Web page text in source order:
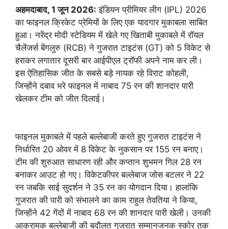
अहमदाबाद, 1 जून 2026: इंडियन प्रीमियर लीग (IPL) 2026
का फाइनल क्रिकेट प्रेमियों के लिए एक यादगार मुकाबला साबित
हुआ। नरेंद्र मोदी स्टेडियम में खेले गए खिताबी मुकाबले में रॉयल
चैलेंजर्स बेंगलुरु (RCB) ने गुजरात टाइटंस (GT) को 5 विकेट से
हराकर लगातार दूसरी बार आईपीएल ट्रॉफी अपने नाम कर ली।
इस ऐतिहासिक जीत के सबसे बड़े नायक रहे विराट कोहली,
जिन्होंने दबाव भरे फाइनल में नाबाद 75 रन की शानदार पारी
खेलकर टीम को जीत दिलाई।
फाइनल मुकाबले में पहले बल्लेबाजी करते हुए गुजरात टाइटंस ने
निर्धारित 20 ओवर में 8 विकेट के नुकसान पर 155 रन बनाए।
टीम की शुरुआत साधारण रही और कप्तान शुभमन गिल 28 रन
बनाकर आउट हो गए। विकेटकीपर बल्लेबाज जोस बटलर ने 22
रन जबकि साई सुदर्शन ने 35 रन का योगदान दिया। हालांकि
गुजरात की पारी को संभालने का काम राहुल तेवतिया ने किया,
जिन्होंने 42 गेंदों में नाबाद 68 रन की शानदार पारी खेली। उनकी
आक्रामक बल्लेबाजी की बदौलत गुजरात सम्मानजनक स्कोर तक